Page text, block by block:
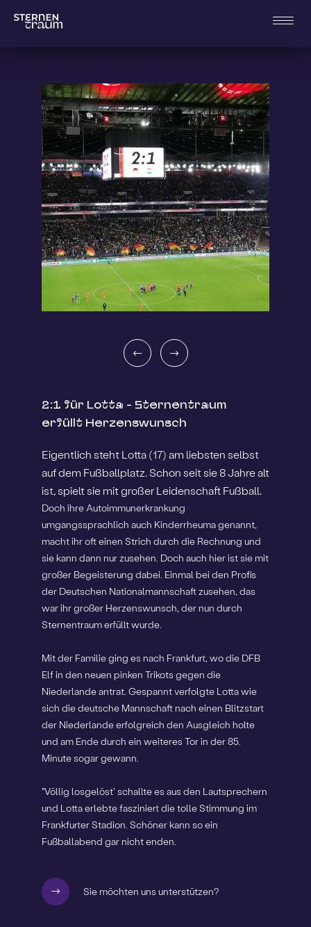
2:1 für Lotta - Sternentraum
erfüllt Herzenswunsch
Eigentlich steht Lotta (17) am liebsten selbst
auf dem Fußballplatz. Schon seit sie 8 Jahre alt
ist, spielt sie mit großer Leidenschaft Fußball.
Doch ihre Autoimmunerkrankung
umgangssprachlich auch Kinderrheuma genannt,
macht ihr oft einen Strich durch die Rechnung und
sie kann dann nur zusehen. Doch auch hier ist sie mit
großer Begeisterung dabei. Einmal bei den Profis
der Deutschen Nationalmannschaft zusehen, das
war ihr großer Herzenswunsch, der nun durch
Sternentraum erfüllt wurde.
Mit der Familie ging es nach Frankfurt, wo die DFB
Elf in den neuen pinken Trikots gegen die
Niederlande antrat. Gespannt verfolgte Lotta wie
sich die deutsche Mannschaft nach einen Blitzstart
der Niederlande erfolgreich den Ausgleich holte
und am Ende durch ein weiteres Tor in der 85.
Minute sogar gewann.
"Völlig losgelöst' schallte es aus den Lautsprechern
und Lotta erlebte fasziniert die tolle Stimmung im
Frankfurter Stadion. Schöner kann so ein
Fußballabend gar nicht enden.
Sie möchten uns unterstützen?